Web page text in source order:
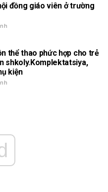
đồng giáo viên ở trường
thể thao phức hợp cho trẻ
shkoly.Komplektatsiya,
kiện